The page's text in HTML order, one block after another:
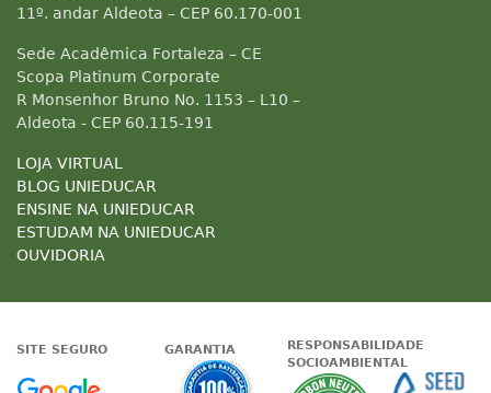
11º. andar Aldeota – CEP 60.170-001
Sede Acadêmica Fortaleza – CE
Scopa Platinum Corporate
R Monsenhor Bruno No. 1153 – L10 –
Aldeota - CEP 60.115-191
LOJA VIRTUAL
BLOG UNIEDUCAR
ENSINE NA UNIEDUCAR
ESTUDAM NA UNIEDUCAR
OUVIDORIA
SITE SEGURO
Google - Status do site no
GARANTIA
Garantia de
RESPONSABILIDADE
SOCIOAMBIENTAL
A